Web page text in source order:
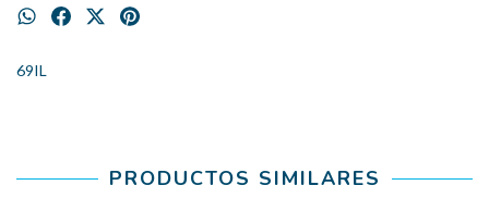
69IL
PRODUCTOS SIMILARES